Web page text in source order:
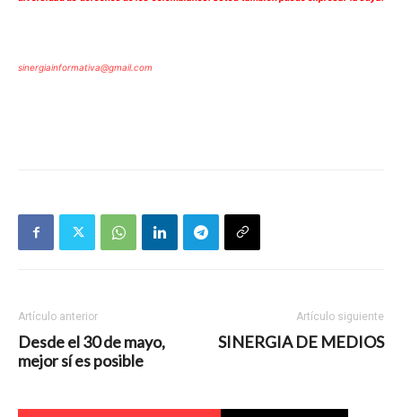
sinergiainformativa@gmail.com
Artículo anterior
Desde el 30 de mayo,
mejor sí es posible
Artículo siguiente
SINERGIA DE MEDIOS